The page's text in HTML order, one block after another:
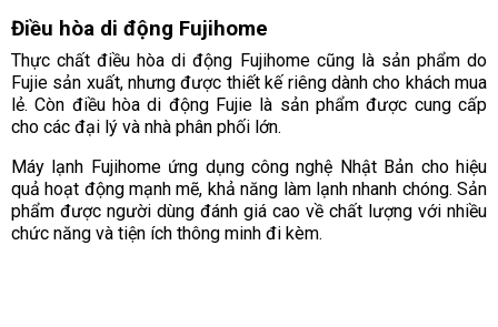
Điều hòa di động Fujihome
Thực chất điều hòa di động Fujihome cũng là sản phẩm do
Fujie sản xuất, nhưng được thiết kế riêng dành cho khách mua
lẻ. Còn điều hòa di động Fujie là sản phẩm được cung cấp
cho các đại lý và nhà phân phối lớn.
Máy lạnh Fujihome ứng dụng công nghệ Nhật Bản cho hiệu
quả hoạt động mạnh mẽ, khả năng làm lạnh nhanh chóng. Sản
phẩm được người dùng đánh giá cao về chất lượng với nhiều
chức năng và tiện ích thông minh đi kèm.